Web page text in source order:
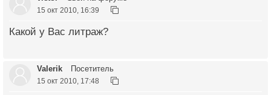
15 окт 2010, 16:39
Какой у Вас литраж?
Valerik Посетитель
15 окт 2010, 17:48